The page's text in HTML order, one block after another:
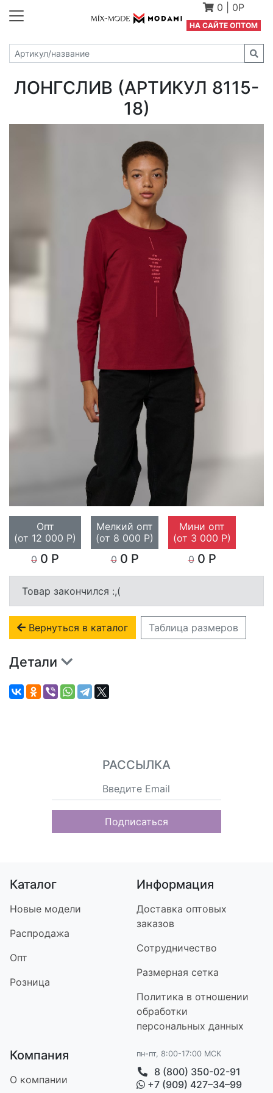
0 0Р
НА САЙТЕ ОПТОМ
ЛОНГСЛИВ (АРТИКУЛ 8115-
18)
Опт
(от 12 000 Р)
0 0 Р
Мелкий опт
(от 8 000 Р)
00 Р
Мини опт
(от 3 000 Р)
00 Р
Товар закончился :,(
Вернуться в каталог Таблица размеров
Детали
РАССЫЛКА
Подписаться
Каталог
Новые модели
Распродажа
Опт
Розница
Информация
Доставка оптовых
заказов
Сотрудничество
Размерная сетка
Политика в отношении
обработки
персональных данных
Компания
О компании
пн-пт, 8:00-17:00 МСК
8 (800) 350-02-91
+7 (909) 427–34–99